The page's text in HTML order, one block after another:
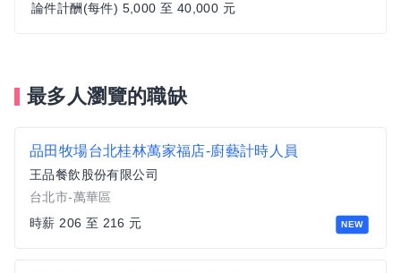
論件計酬(每件) 5,000 至 40,000 元
最多人瀏覽的職缺
NEW
品田牧場台北桂林萬家福店-廚藝計時人員
王品餐飲股份有限公司
台北市-萬華區
時薪 206 至 216 元